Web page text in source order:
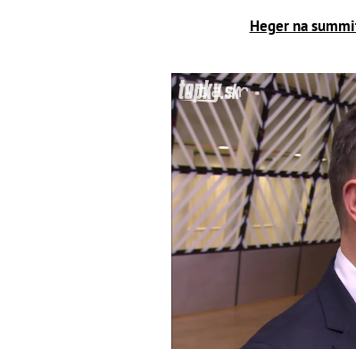
Heger na